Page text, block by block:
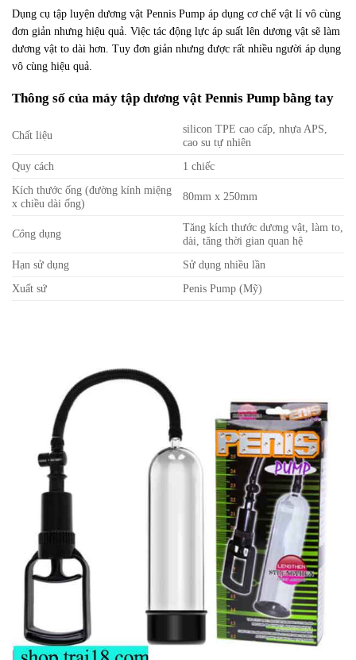
Dụng cụ tập luyện dương vật Pennis Pump áp dụng cơ chế vật lí vô cùng
đơn giản nhưng hiệu quả. Việc tác động lực áp suất lên dương vật sẽ làm
dương vật to dài hơn. Tuy đơn giản nhưng được rất nhiều người áp dụng
vô cùng hiệu quả.
Thông số của máy tập dương vật Pennis Pump bằng tay
Chất liệu
silicon TPE cao cấp, nhựa APS,
cao su tự nhiên
Quy cách
1 chiếc
Kích thước ống (đường kính miệng
x chiều dài ống)
80mm x 250mm
Công dụng
Tăng kích thước dương vật, làm to,
dài, tăng thời gian quan hệ
Hạn sử dụng
Sử dụng nhiều lần
Xuất sứ
Penis Pump (Mỹ)